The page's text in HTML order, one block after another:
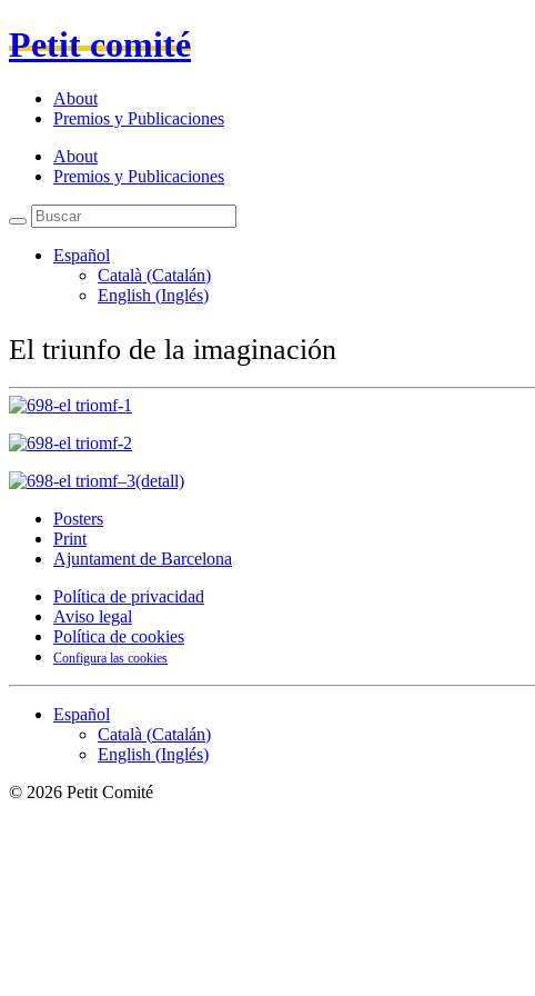
Petit comité
About
Premios y Publicaciones
About
Premios y Publicaciones
Español
Català (Catalán)
English (Inglés)
El triunfo de la imaginación
Posters
Print
Ajuntament de Barcelona
Política de privacidad
Aviso legal
Política de cookies
Configura las cookies
Español
Català (Catalán)
English (Inglés)
© 2026 Petit Comité